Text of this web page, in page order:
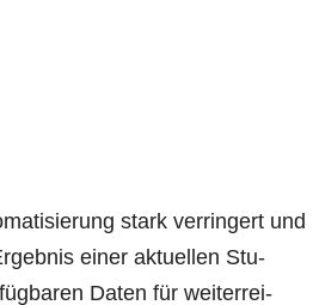
stark ver­rin­gert und
einer aktu­el­len Stu­
Daten für wei­ter­rei­